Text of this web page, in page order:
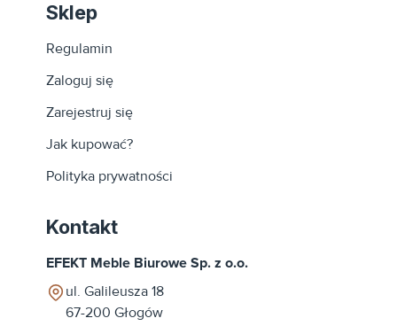
Sklep
Regulamin
Zaloguj się
Zarejestruj się
Jak kupować?
Polityka prywatności
Kontakt
EFEKT Meble Biurowe Sp. z o.o.
ul. Galileusza 18
67-200 Głogów